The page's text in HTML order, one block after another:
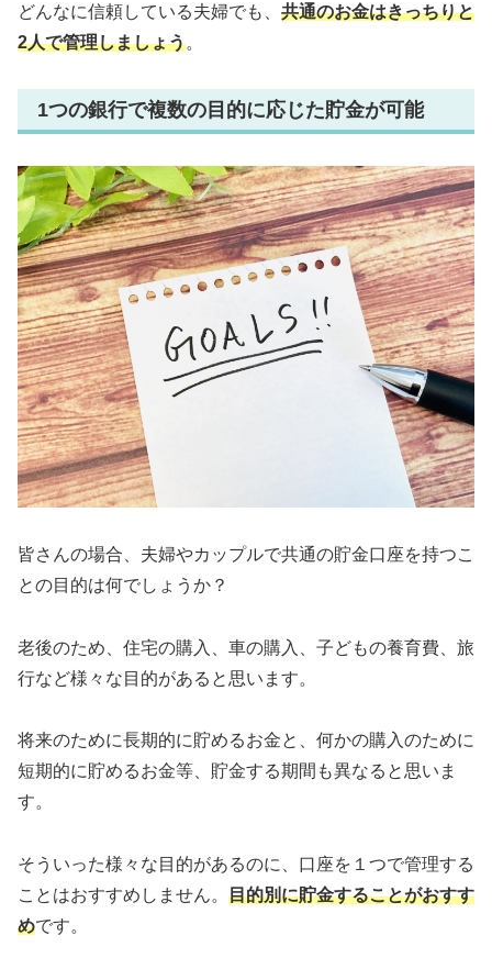
どんなに信頼している夫婦でも、 共通のお金はきっちりと
2人で管理しましょう。
1つの銀行で複数の目的に応じた貯金が可能
皆さんの場合、夫婦やカップルで共通の貯金口座を持つこ
との目的は何でしょうか？
老後のため、住宅の購入、車の購入、子どもの養育費、旅
行など様々な目的があると思います。
将来のために長期的に貯めるお金と、何かの購入のために
短期的に貯めるお金等、貯金する期間も異なると思いま
す。
そういった様々な目的があるのに、口座を１つで管理する
ことはおすすめしません。 目的別に貯金することがおすす
めです。